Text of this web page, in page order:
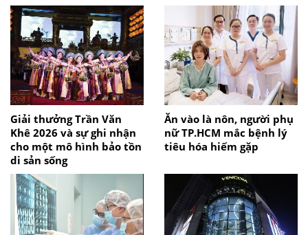
Giải thưởng Trần Văn
Khê 2026 và sự ghi nhận
cho một mô hình bảo tồn
di sản sống
Ăn vào là nôn, người phụ
nữ TP.HCM mắc bệnh lý
tiêu hóa hiếm gặp